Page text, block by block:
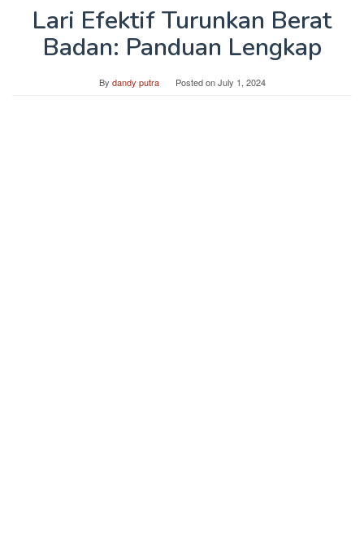
Lari Efektif Turunkan Berat
Badan: Panduan Lengkap
By dandy putra Posted onJuly 1, 2024